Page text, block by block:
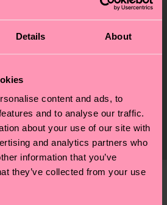
Details About
content and ads, to
and to analyse our traffic.
about your use of our site with
and analytics partners who
information that you’ve
they’ve collected from your use